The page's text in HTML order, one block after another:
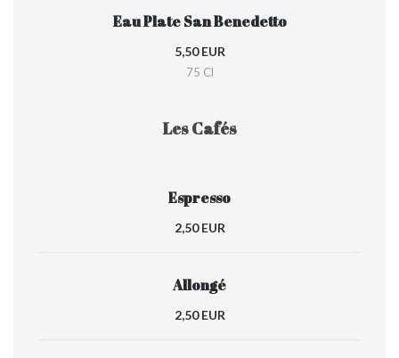
Eau Plate San Benedetto
5,50 EUR
75 Cl
Les Cafés
Espresso
2,50 EUR
Allongé
2,50 EUR